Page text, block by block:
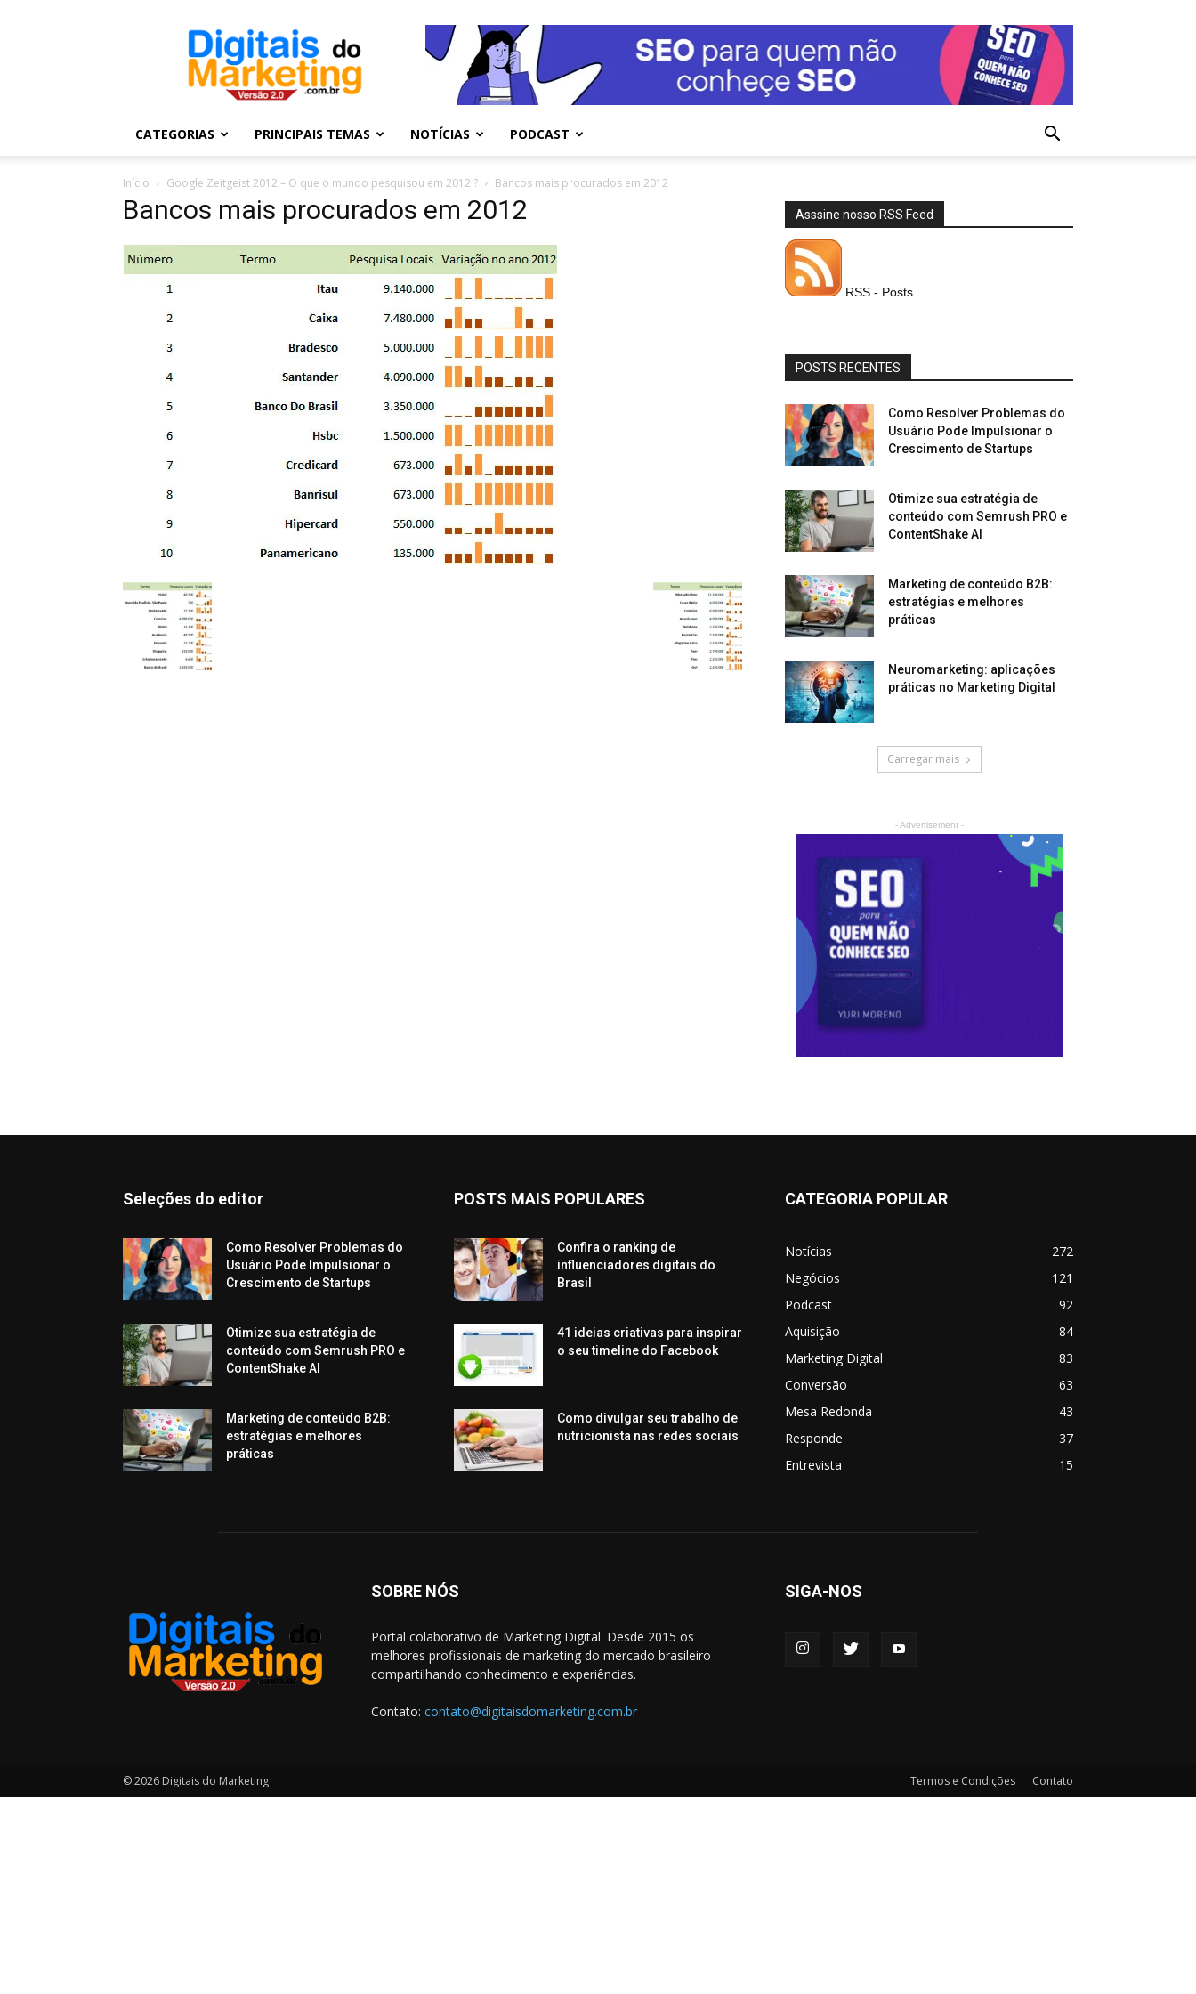
Digitais
Marketing
CATEGORIAS PRINCIPAIS TEMAS NOTÍCIAS PODCAST
Início Google Zeitgeist 2012 – O que o mundo pesquisou em 2012 ? Bancos mais procurados em 2012
Bancos mais procurados em 2012 Asssine nosso RSS Feed
RSS - Posts
POSTS RECENTES
Como Resolver Problemas do
Usuário Pode Impulsionar o
Crescimento de Startups
Otimize sua estratégia de
conteúdo com Semrush PRO e
ContentShake AI
Marketing de conteúdo B2B:
estratégias e melhores
práticas
Neuromarketing: aplicações
práticas no Marketing Digital
Carregar mais
- Advertisement -
Seleções do editor
Como Resolver Problemas do
Usuário Pode Impulsionar o
Crescimento de Startups
Otimize sua estratégia de
conteúdo com Semrush PRO e
ContentShake AI
Marketing de conteúdo B2B:
estratégias e melhores
práticas
POSTS MAIS POPULARES
Confira o ranking de
influenciadores digitais do
Brasil
41 ideias criativas para inspirar
o seu timeline do Facebook
Como divulgar seu trabalho de
nutricionista nas redes sociais
CATEGORIA POPULAR
Notícias
272
Negócios
121
Podcast
92
Aquisição
84
Marketing Digital
83
Conversão
63
Mesa Redonda
43
Responde
37
Entrevista
15
SOBRE NÓS
Portal colaborativo de Marketing Digital. Desde 2015 os
melhores profissionais de marketing do mercado brasileiro
compartilhando conhecimento e experiências.
Contato: contato@digitaisdomarketing.com.br
SIGA-NOS
Termos e Condições Contato
© 2026 Digitais do Marketing